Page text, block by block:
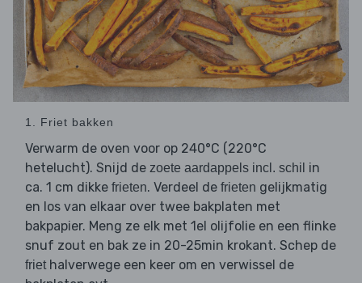
1. Friet bakken
Verwarm de oven voor op 240°C (220°C
hetelucht). Snijd de zoete aardappels incl. schil in
ca. 1 cm dikke frieten. Verdeel de frieten gelijkmatig
en los van elkaar over twee bakplaten met
bakpapier. Meng ze elk met 1el olijfolie en een flinke
snuf zout en bak ze in 20-25min krokant. Schep de
friet halverwege een keer om en verwissel de